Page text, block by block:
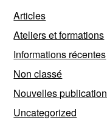
Articles
Ateliers et formations
Informations récentes
Non classé
Nouvelles
Uncategorized